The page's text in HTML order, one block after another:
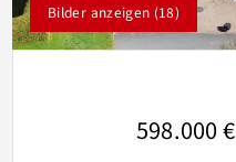
Bilder anzeigen (18)
598.000 €